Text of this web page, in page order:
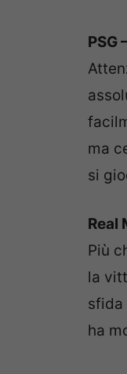
PSG
ma
si
Real
Più
la
sfida
ha